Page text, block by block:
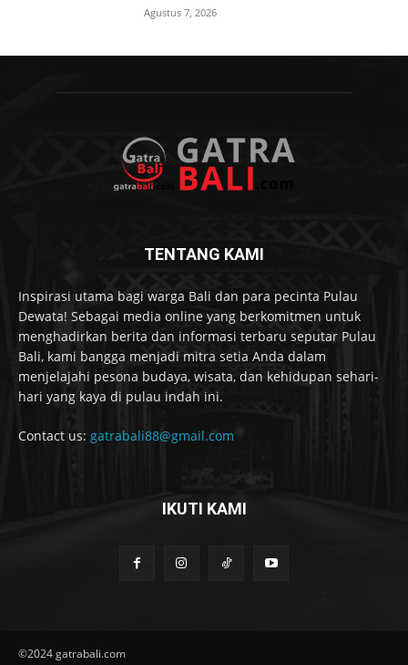
Agustus 7, 2026
TENTANG KAMI
Inspirasi utama bagi warga Bali dan para pecinta Pulau
Dewata! Sebagai media online yang berkomitmen untuk
menghadirkan berita dan informasi terbaru seputar Pulau
Bali, kami bangga menjadi mitra setia Anda dalam
menjelajahi pesona budaya, wisata, dan kehidupan sehari-
hari yang kaya di pulau indah ini.
Contact us: gatrabali88@gmail.com
IKUTI KAMI
©2024 gatrabali.com